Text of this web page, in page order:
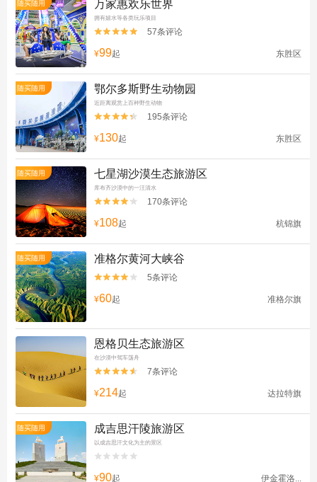
随买随用 万家惠欢乐世界
拥有嬉水等各类玩乐项目

 57条评论
¥99起 东胜区
随买随用 鄂尔多斯野生动物园
近距离观赏上百种野生动物

 195条评论
¥130起 东胜区
随买随用 七星湖沙漠生态旅游区
库布齐沙漠中的一汪清水

 170条评论
¥108起 杭锦旗
随买随用 准格尔黄河大峡谷

 5条评论
¥60起 准格尔旗
恩格贝生态旅游区
在沙漠中驾车荡舟

 7条评论
¥214起 达拉特旗
随买随用 成吉思汗陵旅游区
以成吉思汗文化为主的景区


¥90起 伊金霍洛...